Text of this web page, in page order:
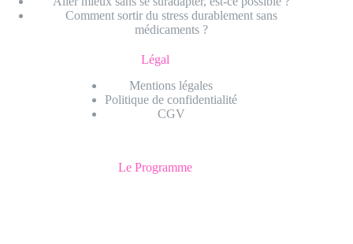
Comment sortir du stress durablement sans
médicaments ?
Légal
Mentions légales
Politique de confidentialité
CGV
Le Programme